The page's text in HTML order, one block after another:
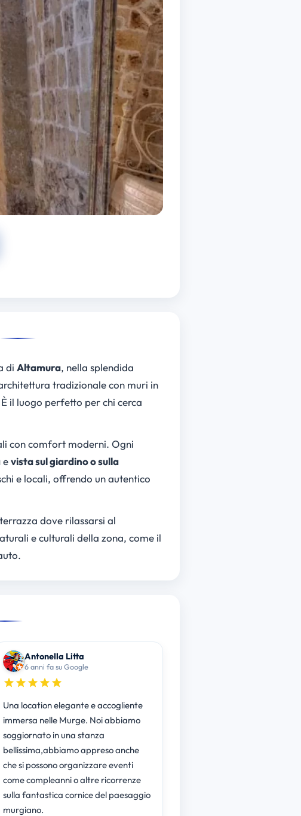
di Altamura, nella splendida
tradizionale con muri in
il luogo perfetto per chi cerca
con comfort moderni. Ogni
evista sul giardino o sulla
e locali, offrendo un autentico
dove rilassarsi al
e culturali della zona, come il
Antonella Litta
6 anni fa su Google
Una location elegante e accogliente
immersa nelle Murge. Noi abbiamo
soggiornato in una stanza
bellissima,abbiamo appreso anche
che si possono organizzare eventi
come compleanni o altre ricorrenze
sulla fantastica cornice del paesaggio
murgiano.